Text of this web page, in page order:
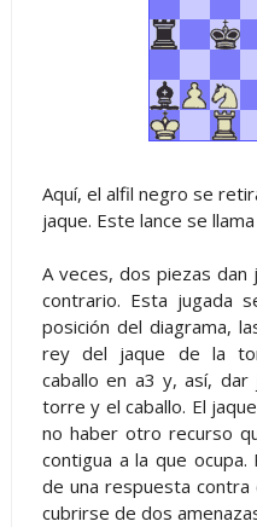
Aquí, el alfil negro se
jaque. Este lance se
A veces, dos piezas
contrario. Esta jugada
posición del diagrama,
rey del jaque de la
caballo en a3 y, así,
torre y el caballo. El
no haber otro recurso
contigua a la que
de una respuesta
cubrirse de dos